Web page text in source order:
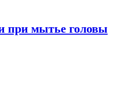
при мытье головы